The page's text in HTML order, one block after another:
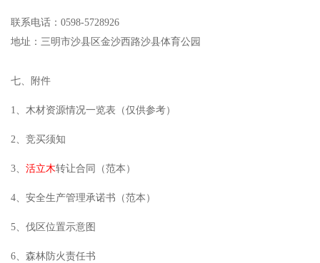
联系电话：0598-5728926
地址：三明市沙县区金沙西路沙县体育公园
七、附件
1、木材资源情况一览表（仅供参考）
2、竞买须知
3、 活立木转让合同（范本）
4、安全生产管理承诺书（范本）
5、伐区位置示意图
6、森林防火责任书